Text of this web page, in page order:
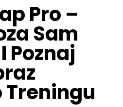
Pro –
Sam
Poznaj
Treningu